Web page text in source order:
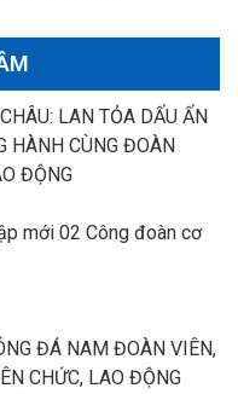
LAN TỎA DẤU ẤN
HÀNH CÙNG ĐOÀN
ĐỘNG
mới 02 Công đoàn cơ
ĐÁ NAM ĐOÀN VIÊN,
CHỨC, LAO ĐỘNG